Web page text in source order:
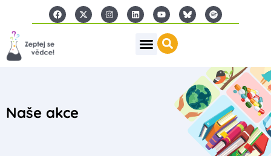
Naše akce